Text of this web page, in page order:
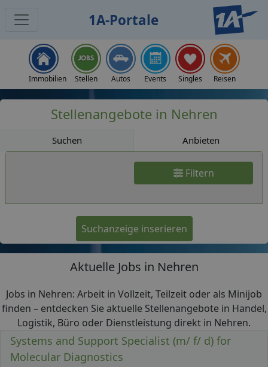
1A-Portale
Immobilien Stellen Autos Events Singles Reisen
Stellenangebote in Nehren
Suchen Anbieten
Filtern
Suchanzeige inserieren
Aktuelle Jobs in Nehren
Jobs in Nehren: Arbeit in Vollzeit, Teilzeit oder als Minijob
finden – entdecken Sie aktuelle Stellenangebote in Handel,
Logistik, Büro oder Dienstleistung direkt in Nehren.
Systems and Support Specialist (m/ f/ d) for
Molecular Diagnostics